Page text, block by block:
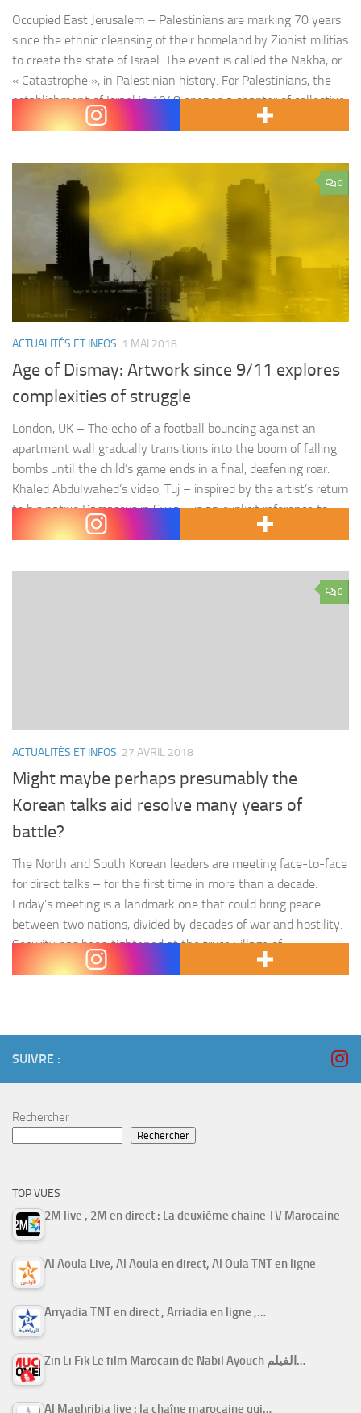
Occupied East Jerusalem – Palestinians are marking 70 years
since the ethnic cleansing of their homeland by Zionist militias
to create the state of Israel. The event is called the Nakba, or
« Catastrophe », in Palestinian history. For Palestinians, the
establishment of Israel in 1948 opened a chapter of collective
suffering, wars and displacement. Built as a…
0
ACTUALITÉS ET INFOS 1 MAI 2018
Age of Dismay: Artwork since 9/11 explores
complexities of struggle
London, UK – The echo of a football bouncing against an
apartment wall gradually transitions into the boom of falling
bombs until the child’s game ends in a final, deafening roar.
Khaled Abdulwahed’s video, Tuj – inspired by the artist’s return
to his native Damascus in Syria – is an explicit reference to
the complicated reality…
0
ACTUALITÉS ET INFOS 27 AVRIL 2018
Might maybe perhaps presumably the
Korean talks aid resolve many years of
battle?
The North and South Korean leaders are meeting face-to-face
for direct talks – for the first time in more than a decade.
Friday’s meeting is a landmark one that could bring peace
between two nations, divided by decades of war and hostility.
Security has been tightened at the truce village of
Panmunjom, where North Korean…
SUIVRE :
Rechercher
Rechercher
TOP VUES
2M live , 2M en direct : La deuxième chaine TV Marocaine
Al Aoula Live, Al Aoula en direct, Al Oula TNT en ligne
Arryadia TNT en direct , Arriadia en ligne ,…
Zin Li Fik Le film Marocain de Nabil Ayouch الفيلم…
Al Maghribia live : la chaîne marocaine qui…